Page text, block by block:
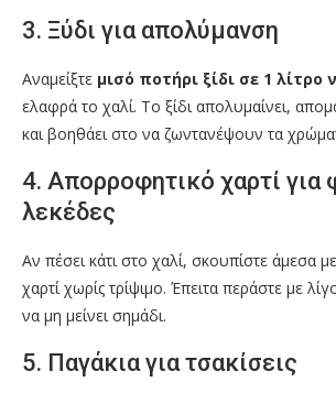
3. Ξύδι για απολύμανση
Αναμείξτε μισό ποτήρι ξίδι σε 1 λίτρο
ελαφρά το χαλί. Το ξίδι απολυμαίνει,
και βοηθάει στο να ζωντανέψουν τα
4. Απορροφητικό χαρτί για
λεκέδες
Αν πέσει κάτι στο χαλί, σκουπίστε άμεσα
χαρτί χωρίς τρίψιμο. Έπειτα περάστε με
να μη μείνει σημάδι.
5. Παγάκια για τσακίσεις